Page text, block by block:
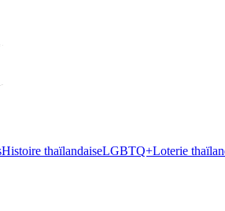
Histoire thaïlandaiseLGBTQ+Loterie